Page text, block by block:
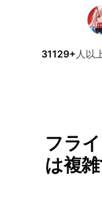
31129+人以
フラ
は複